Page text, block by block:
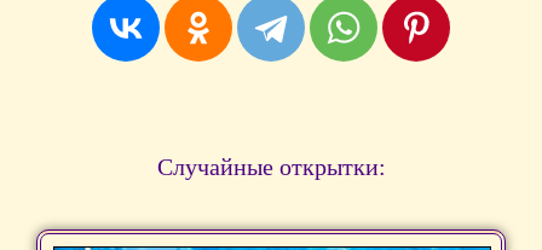
Случайные открытки: